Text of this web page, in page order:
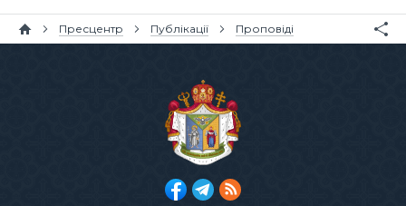
Пресцентр Публікації Проповіді